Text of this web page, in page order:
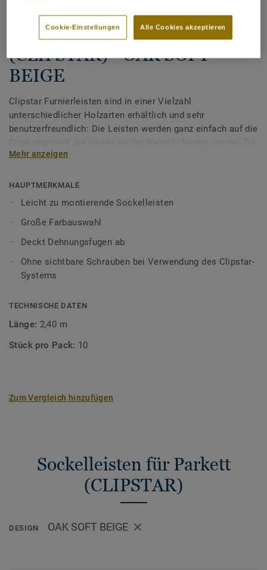
Tarkett Zubehör Komplettsortiment|Sockelleisten
Sockelleisten für Parkett
(CLIPSTAR) - OAK SOFT
BEIGE
Clipstar Furnierleisten sind in einer Vielzahl
unterschiedlicher Holzarten erhältlich und sehr
benutzerfreundlich: Die Leisten werden ganz einfach auf die
Holz "arbeitet", sollten Sie immer einen Abstand - eine
mindestens 8–10 mm zwischen Boden und Wänden,
Schwellen, Rohren, Stufen, Kaminen, Steinböden usw.
Profile oder Heizkörperrosetten verdeckt werden.Holz ist
ein Naturprodukt. Abweichungen in Farbe und Struktur sind
Mehr anzeigen
HAUPTMERKMALE
Leicht zu montierende Sockelleisten
Große Farbauswahl
Deckt Dehnungsfugen ab
Ohne sichtbare Schrauben bei Verwendung des Clipstar-
Systems
TECHNISCHE DATEN
Länge: 2,40 m
Stück pro Pack: 10
Zum Vergleich hinzufügen
Sockelleisten für Parkett
(CLIPSTAR)
DESIGN OAK SOFT BEIGE
Alle Cookies akzeptieren
Cookie-Einstellungen